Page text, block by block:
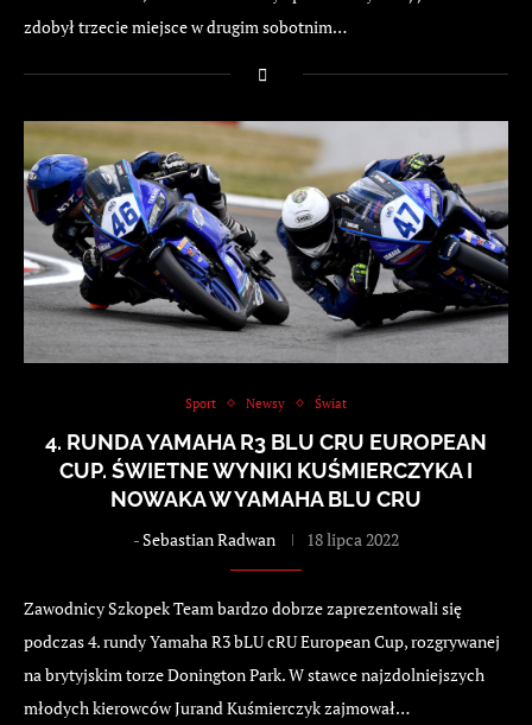
zdobył trzecie miejsce w drugim sobotnim…
Sport Newsy Świat
4. RUNDA YAMAHA R3 BLU CRU EUROPEAN
CUP. ŚWIETNE WYNIKI KUŚMIERCZYKA I
NOWAKA W YAMAHA BLU CRU
-Sebastian Radwan 18 lipca 2022
Zawodnicy Szkopek Team bardzo dobrze zaprezentowali się
podczas 4. rundy Yamaha R3 bLU cRU European Cup, rozgrywanej
na brytyjskim torze Donington Park. W stawce najzdolniejszych
młodych kierowców Jurand Kuśmierczyk zajmował…